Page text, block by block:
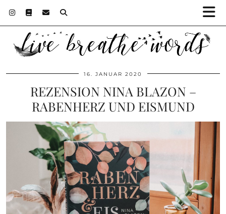
16. JANUAR 2020
REZENSION NINA BLAZON –
RABENHERZ UND EISMUND